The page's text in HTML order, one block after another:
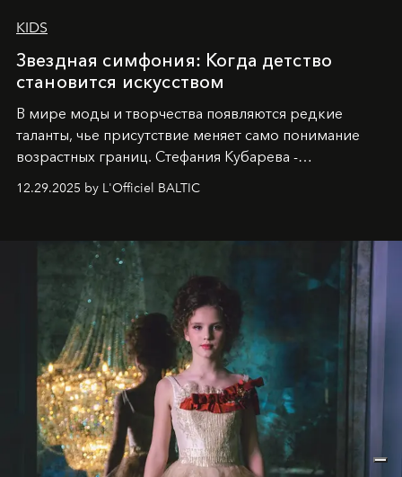
KIDS
Звездная симфония: Когда детство
становится искусством
В мире моды и творчества появляются редкие
таланты, чье присутствие меняет само понимание
возрастных границ. Стефания Кубарева -
десятилетняя обладательница невероятной
харизмы, чье имя уже украшает обложки
2025
и LUXIA June 2025, представляет собой
уникальное явление современной культуры.
12.29.2025 by L'Officiel BALTIC